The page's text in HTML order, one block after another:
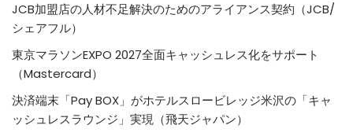
JCB加盟店の人材不足解決のためのアライアンス契約（JCB/
シェアフル）
東京マラソンEXPO 2027全面キャッシュレス化をサポート
（Mastercard）
決済端末「Pay BOX」がホテルスロービレッジ米沢の「キャ
ッシュレスラウンジ」実現（飛天ジャパン）